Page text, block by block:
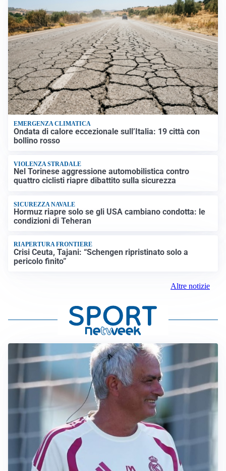
EMERGENZA CLIMATICA
Ondata di calore eccezionale sull’Italia: 19 città con
bollino rosso
VIOLENZA STRADALE
Nel Torinese aggressione automobilistica contro
quattro ciclisti riapre dibattito sulla sicurezza
SICUREZZA NAVALE
Hormuz riapre solo se gli USA cambiano condotta: le
condizioni di Teheran
RIAPERTURA FRONTIERE
Crisi Ceuta, Tajani: “Schengen ripristinato solo a
pericolo finito”
Altre notizie